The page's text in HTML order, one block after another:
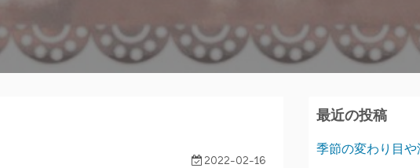
2022-02-16
最近の投稿
季節の変わり目や